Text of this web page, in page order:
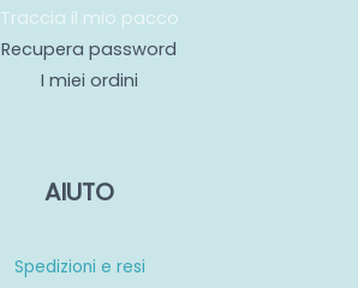
Traccia il mio pacco
Recupera password
I miei ordini
AIUTO
Spedizioni e resi